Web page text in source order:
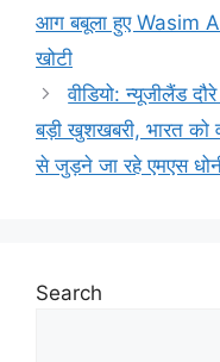
आग बबूला हुए Wasim
खोटी
वीडियो: न्यूजीलैंड
बड़ी खुशखबरी, भारत को
से जुड़ने जा रहे एमएस
Search